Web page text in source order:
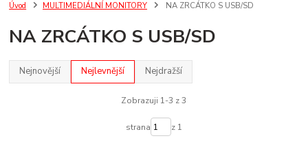
Úvod MULTIMEDIÁLNÍ MONITORY NA ZRCÁTKO S USB/SD
NA ZRCÁTKO S USB/SD
Nejnovější Nejlevnější Nejdražší
Zobrazuji 1-3 z 3
strana z 1